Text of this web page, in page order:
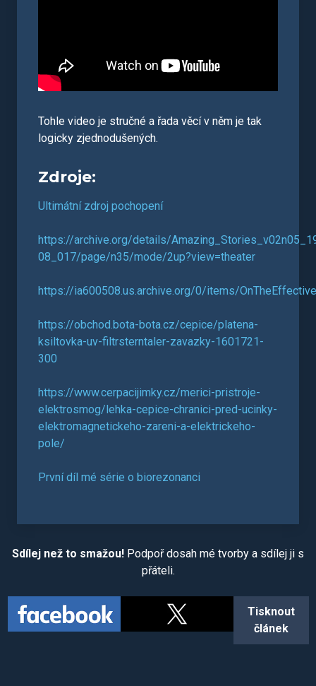
Tohle video je stručné a řada věcí v něm je tak
logicky zjednodušených.
Zdroje:
Ultimátní zdroj pochopení
https://archive.org/details/
08_017/page/n35/mode/2up?view=theater
https://ia600508.us.archive.org/0/items/
https://obchod.bota-bota.cz/cepice/platena-
ksiltovka-uv-filtrsterntaler-zavazky-1601721-
300
https://www.cerpacijimky.cz/merici-pristroje-
elektrosmog/lehka-cepice-chranici-pred-ucinky-
elektromagnetickeho-zareni-a-elektrickeho-
pole/
První díl mé série o biorezonanci
Sdílej než to smažou! Podpoř dosah mé tvorby a sdílej ji s
přáteli.
Tisknout
článek